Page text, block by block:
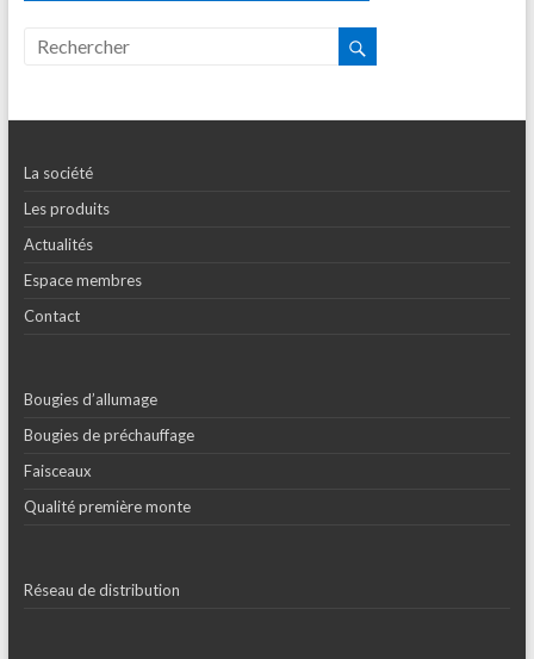
La société
Les produits
Actualités
Espace membres
Contact
Bougies d’allumage
Bougies de préchauffage
Faisceaux
Qualité première monte
Réseau de distribution